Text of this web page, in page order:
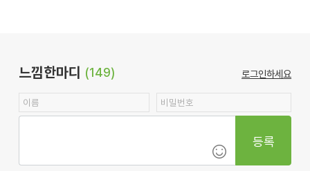
느낌한마디 (149) 로그인하세요
등록